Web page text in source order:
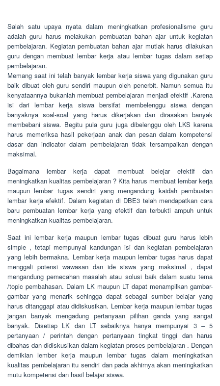
Salah satu upaya nyata dalam meningkatkan profesionalisme guru
adalah guru harus melakukan pembuatan bahan ajar untuk kegiatan
pembelajaran. Kegiatan pembuatan bahan ajar mutlak harus dilakukan
guru dengan membuat lembar kerja atau lembar tugas dalam setiap
pembelajaran.
Memang saat ini telah banyak lembar kerja siswa yang digunakan guru
baik dibuat oleh guru sendiri maupun oleh penerbit. Namun semua itu
kenyataannya bukanlah membuat pembelajaran menjadi efektif .Karena
isi dari lembar kerja siswa bersifat membelenggu siswa dengan
banyaknya soal-soal yang harus dikerjakan dan dirasakan banyak
membebani siswa. Begitu pula guru juga dibelenggu oleh LKS karena
harus memeriksa hasil pekerjaan anak dan pesan dalam kompetensi
dasar dan indicator dalam pembelajaran tidak tersampaikan dengan
maksimal.
Bagaimana lembar kerja dapat membuat belejar efektif dan
meningkatkan kualitas pembelajaran ? Kita harus membuat lembar kerja
maupun lembar tugas sendiri yang mengandung kaidah pembuatan
lembar kerja efektif. Dalam kegiatan di DBE3 telah mendapatkan cara
baru pembuatan lembar kerja yang efektif dan terbukti ampuh untuk
meningkatkan kualitas pembelajaran.
Saat ini lembar kerja maupun lembar tugas dibuat guru harus lebih
simple , tetapi mempunyai kandungan isi dan kegiatan pembelajaran
yang lebih bermakna. Lembar kerja maupun lembar tugas harus dapat
menggali potensi wawasan dan ide siswa yang maksimal , dapat
mengandung pemecahan masalah atau solusi baik dalam suatu tema
/topic pembahasan. Dalam LK maupun LT dapat menampilkan gambar-
gambar yang menarik sehingga dapat sebagai sumber belajar yang
harus ditanggapi atau didiskusikan. Lembar kerja maupun lembar tugas
jangan banyak mengadung pertanyaan pilihan ganda yang sangat
banyak. Disetiap LK dan LT sebaiknya hanya mempunyai 3 – 5
pertanyaan / perintah dengan pertanyaan tingkat tinggi dan harus
dibahas dan didiskusikan dalam kegiatan proses pembelajaran . Dengan
demikian lember kerja maupun lembar tugas dalam meningkatkan
kualitas pembelajaran itu sendiri dan pada akhirnya akan meningkatkan
mutu kompetensi dan hasil belajar siswa.